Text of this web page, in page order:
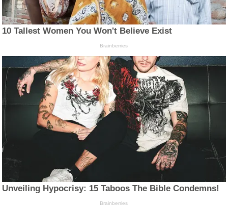
10 Tallest Women You Won't Believe Exist
Brainberries
Unveiling Hypocrisy: 15 Taboos The Bible Condemns!
Brainberries